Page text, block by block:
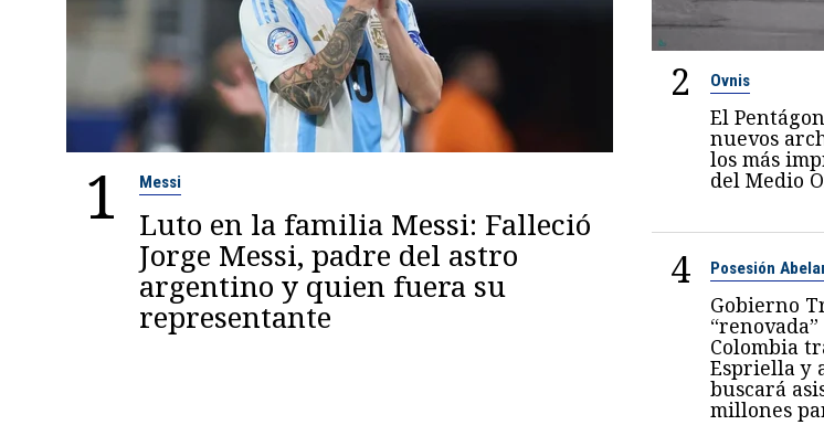
1 Messi
Luto en la familia Messi: Falleció
Jorge Messi, padre del astro
argentino y quien fuera su
representante
2 Ovnis
El
nuevos
los más
del Medio
4 Posesión
Gobierno
Colombia
Espriella y
buscará
millones